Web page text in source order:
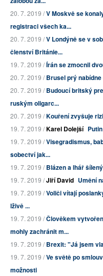
20. 7. 2019 /V Moskvě se
registraci všech ka...
20. 7. 2019 /V Londýně se v
členství Británie...
19. 7. 2019 /Írán se zmocnil
20. 7. 2019 /Brusel prý
20. 7. 2019 /Budoucí britský
ruským oligarc...
20. 7. 2019 /Kouření zvyšuje
19. 7. 2019 /Karel Dolejší
19. 7. 2019 /Visegradismus,
sobectví jak...
19. 7. 2019 /Blázen a lhář
19. 7. 2019 /Jiří David Umění
19. 7. 2019 /Voliči vítají
lživě ...
19. 7. 2019 /Člověkem
mohly zachránit m...
19. 7. 2019 /Brexit: "Já jsem
19. 7. 2019 /Ve světě po
možnosti